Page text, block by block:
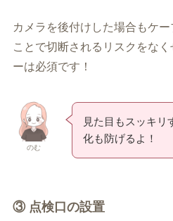
カメラを後付けした場合もケ
ことで切断されるリスクをな
ーは必須です！
のむ
見た目もスッキリ
化も防げるよ！
③ 点検口の設置